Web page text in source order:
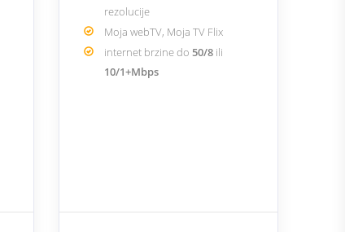
rezolucije
Moja webTV, Moja TV Flix
internet brzine do 50/8 ili
10/1+Mbps